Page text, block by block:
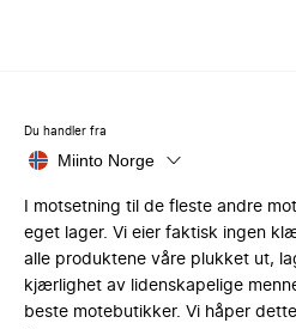
Du handler fra
Miinto Norge
I motsetning til de fleste andre
eget lager. Vi eier faktisk ingen
alle produktene våre plukket ut,
kjærlighet av lidenskapelige
beste motebutikker. Vi håper